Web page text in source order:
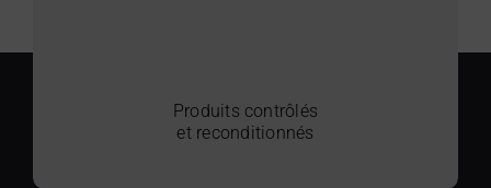
Produits contrôlés
et reconditionnés